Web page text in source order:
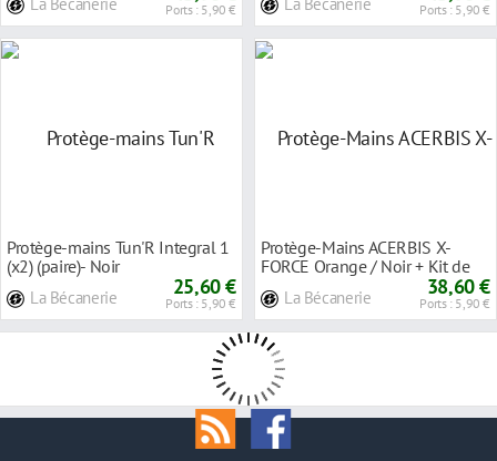
Ports : 5,90 € Ports : 5,90 €
Protège-mains Tun'R Integral 1
(x2) (paire)- Noir
La Bécanerie 25,60 €
Ports : 5,90 €
Protège-Mains ACERBIS X-
FORCE Orange / Noir + Kit de
La Bécanerie 38,60 €
Ports : 5,90 €